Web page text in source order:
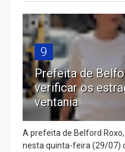
9
Prefeita de
verificar os
ventania
A prefeita de Belford
nesta quinta-feira (29/07)